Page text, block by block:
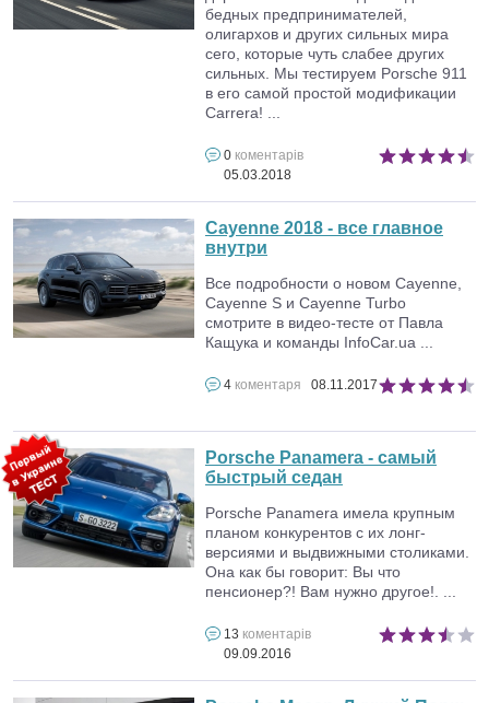
бедных предпринимателей,
олигархов и других сильных мира
сего, которые чуть слабее других
сильных. Мы тестируем Porsche 911
в его самой простой модификации
Carrera! ...
0 коментарів
05.03.2018
Cayenne 2018 - все главное
внутри
Все подробности о новом Cayenne,
Cayenne S и Cayenne Turbo
смотрите в видео-тесте от Павла
Кащука и команды InfoCar.ua ...
4 коментаря 08.11.2017
Porsche Panamera - самый
быстрый седан
Porsche Panamera имела крупным
планом конкурентов с их лонг-
версиями и выдвижными столиками.
Она как бы говорит: Вы что
пенсионер?! Вам нужно другое!. ...
13 коментарів
09.09.2016